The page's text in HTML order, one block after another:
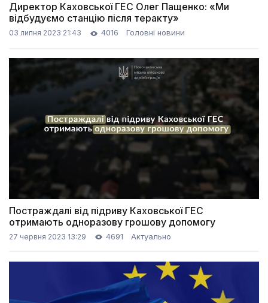
Директор Каховської ГЕС Олег Пащенко: «Ми
відбудуємо станцію після теракту»
03 липня 2023 21:43 4016 Головні новини
Постраждалі від підриву Каховської ГЕС
отримають одноразову грошову допомогу
27 червня 2023 13:29 4691 Актуально